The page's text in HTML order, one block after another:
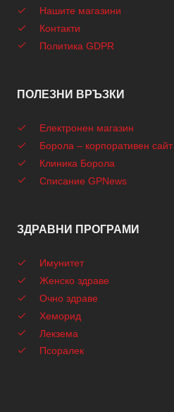
Нашите магазини
Контакти
Политика GDPR
ПОЛЕЗНИ ВРЪЗКИ
Електронен магазин
Борола – корпоративен сайт
Клиника Борола
Списание GPNews
ЗДРАВНИ ПРОГРАМИ
Имунитет
Женско здраве
Очно здраве
Хеморид
Лекзема
Псоралек